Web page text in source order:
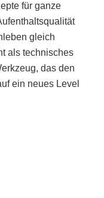
für ganze
gleich
als technisches
das den
ein neues Level